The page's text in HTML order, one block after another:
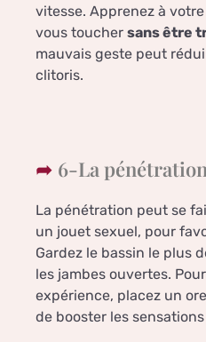
vitesse. Apprenez à
vous toucher sans être
mauvais geste peut
clitoris.
6-La
La pénétration peut se
un jouet sexuel, pour
Gardez le bassin le plus
les jambes ouvertes.
expérience, placez un
de booster les